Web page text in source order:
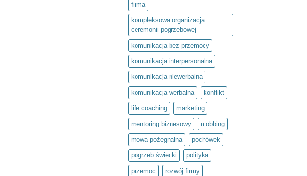
firma
kompleksowa organizacja
ceremonii pogrzebowej
komunikacja bez przemocy
komunikacja interpersonalna
komunikacja niewerbalna
komunikacja werbalna konflikt
life coaching marketing
mentoring biznesowy mobbing
mowa pożegnalna pochówek
pogrzeb świecki polityka
przemoc rozwój firmy